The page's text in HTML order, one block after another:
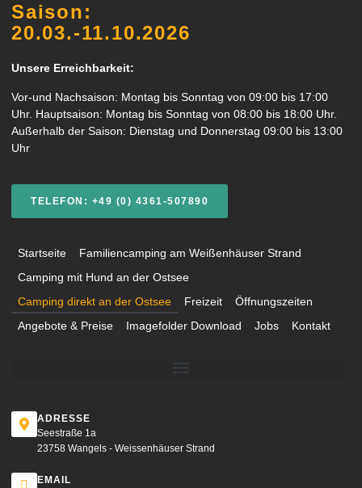
Saison:
20.03.-11.10.2026
Unsere Erreichbarkeit:
Vor-und Nachsaison: Montag bis Sonntag von 09:00 bis 17:00
Uhr. Hauptsaison: Montag bis Sonntag von 08:00 bis 18:00 Uhr.
Außerhalb der Saison: Dienstag und Donnerstag 09:00 bis 13:00
Uhr
TELEFON: +49 (0) 4361-507890
Startseite
Familiencamping am Weißenhäuser Strand
Camping mit Hund an der Ostsee
Camping direkt an der Ostsee
Freizeit
Öffnungszeiten
Angebote & Preise
Imagefolder Download Jobs Kontakt
ADRESSE
Seestraße 1a
23758 Wangels - Weissenhäuser Strand
EMAIL